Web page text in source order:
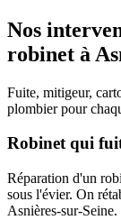
Nos
robinet à
Fuite, mitigeur,
plombier pour
Robinet qui
Réparation d'un
sous l'évier. On
Asnières-sur-Seine.